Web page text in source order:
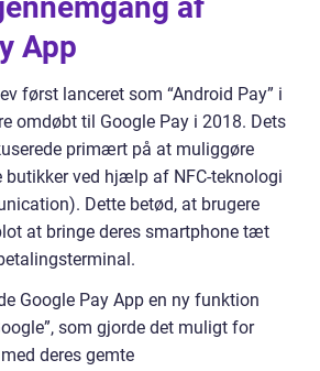
af
App
først lanceret som “Android Pay” i
omdøbt til Google Pay i 2018. Dets
primært på at muliggøre
butikker ved hjælp af NFC-teknologi
Dette betød, at brugere
at bringe deres smartphone tæt
Google Pay App en ny funktion
som gjorde det muligt for
deres gemte